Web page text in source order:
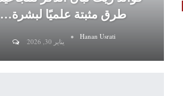
طرق مثبتة علميًا لبشرة…
Hanan Usrati
يناير 30, 2026